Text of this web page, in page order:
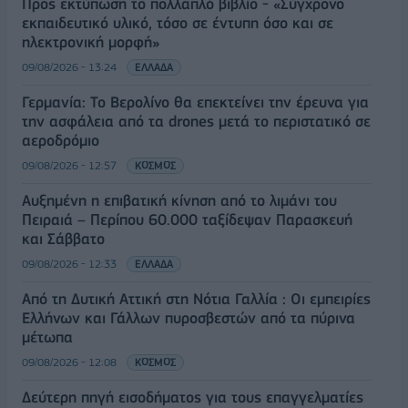
Προς εκτύπωση το πολλαπλό βιβλίο - «Σύγχρονο
εκπαιδευτικό υλικό, τόσο σε έντυπη όσο και σε
ηλεκτρονική μορφή»
09/08/2026 - 13:24 ΕΛΛΑΔΑ
Γερμανία: Το Βερολίνο θα επεκτείνει την έρευνα για
την ασφάλεια από τα drones μετά το περιστατικό σε
αεροδρόμιο
09/08/2026 - 12:57 ΚΟΣΜΟΣ
Αυξημένη η επιβατική κίνηση από το λιμάνι του
Πειραιά – Περίπου 60.000 ταξίδεψαν Παρασκευή
και Σάββατο
09/08/2026 - 12:33 ΕΛΛΑΔΑ
Από τη Δυτική Αττική στη Νότια Γαλλία : Οι εμπειρίες
Ελλήνων και Γάλλων πυροσβεστών από τα πύρινα
μέτωπα
09/08/2026 - 12:08 ΚΟΣΜΟΣ
Δεύτερη πηγή εισοδήματος για τους επαγγελματίες